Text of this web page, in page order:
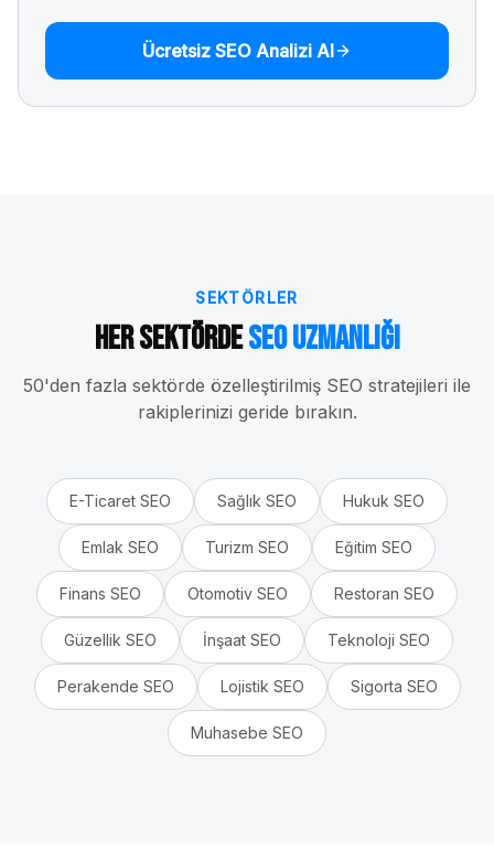
Ücretsiz SEO Analizi Al
SEKTÖRLER
Her SektördeSEO Uzmanlığı
50'den fazla sektörde özelleştirilmiş SEO stratejileri ile
rakiplerinizi geride bırakın.
E-Ticaret SEO Sağlık SEO Hukuk SEO
Emlak SEO Turizm SEO Eğitim SEO
Finans SEO Otomotiv SEO Restoran SEO
Güzellik SEO İnşaat SEO Teknoloji SEO
Perakende SEO Lojistik SEO Sigorta SEO
Muhasebe SEO